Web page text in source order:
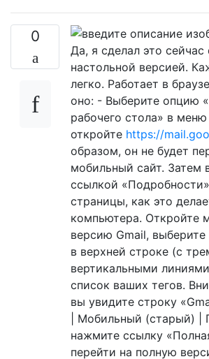
0
Да, я сделал это сейчас
настольной версией.
легко. Работает в
оно: - Выберите опцию
рабочего стола» в
откройте https://
образом, он не будет
мобильный сайт. Затем
ссылкой
страницы, как это
компьютера. Откройте
версию Gmail,
в верхней строке (с
вертикальными
список ваших тегов.
вы увидите строку
| Мобильный (старый) |
нажмите ссылку
перейти на полную